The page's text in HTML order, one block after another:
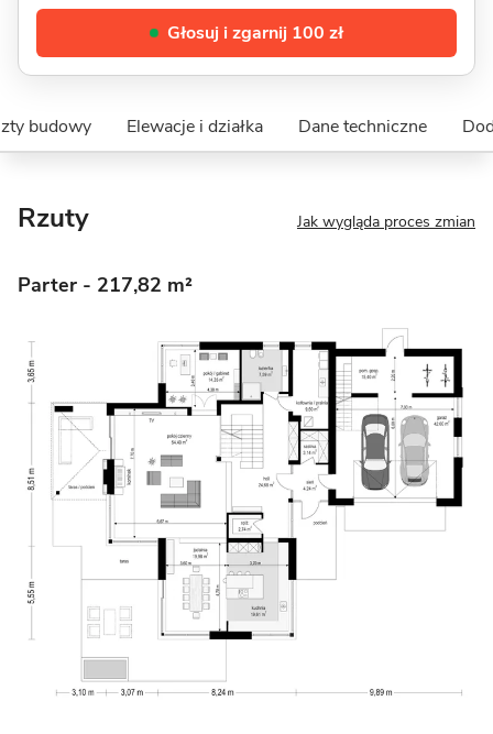
Głosuj i zgarnij 100 zł
budowy Elewacje i działka Dane techniczne
Rzuty Jak wygląda proces zmian
Parter - 217,82 m²